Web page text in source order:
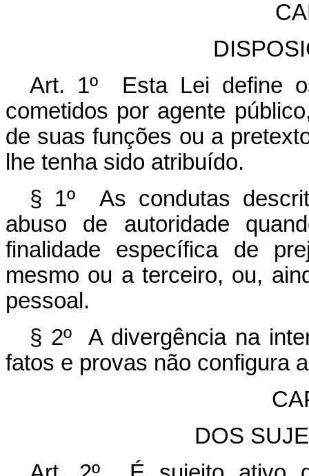
Art. 1º Esta Lei define
cometidos por agente
de suas funções ou a
lhe tenha sido atribuído.
§ 1º As condutas
abuso de autoridade
finalidade específica de
mesmo ou a terceiro, ou,
pessoal.
§ 2º A divergência na
fatos e provas não configura
DOS